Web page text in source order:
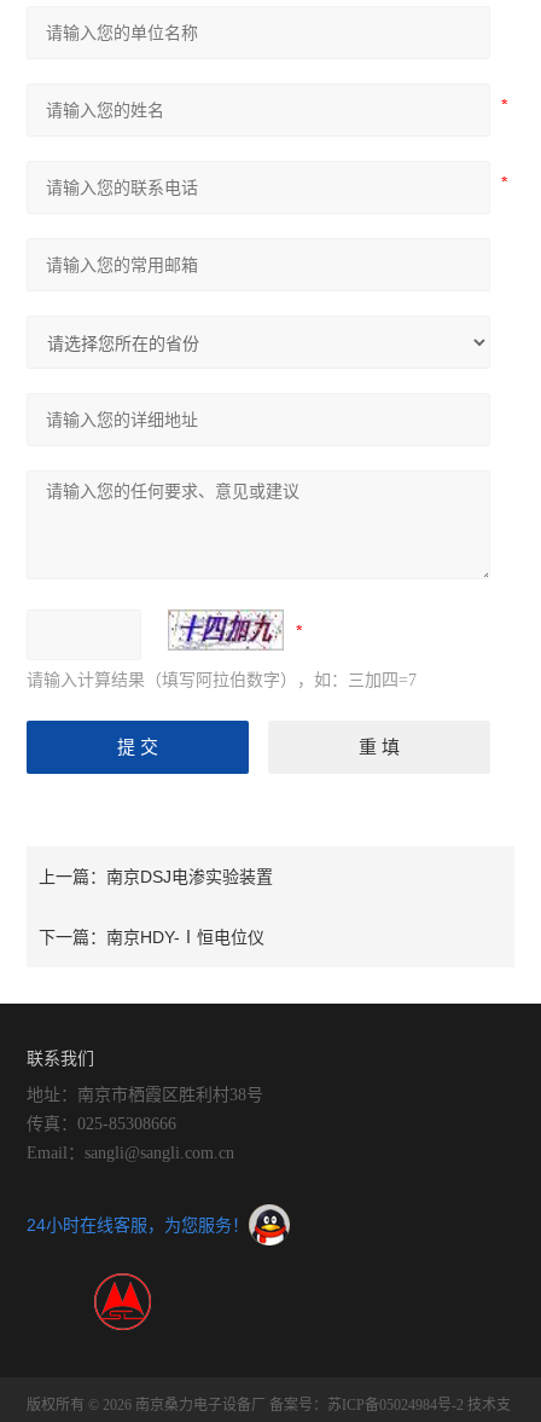
请输入计算结果（填写阿拉伯数字），如：三加四=7
上一篇：南京DSJ电渗实验装置
下一篇：南京HDY-Ⅰ恒电位仪
联系我们
地址：南京市栖霞区胜利村38号
传真：025-85308666
Email：sangli@sangli.com.cn
24小时在线客服，为您服务！
版权所有 © 2026 南京桑力电子设备厂 备案号：苏ICP备05024984号-2 技术支